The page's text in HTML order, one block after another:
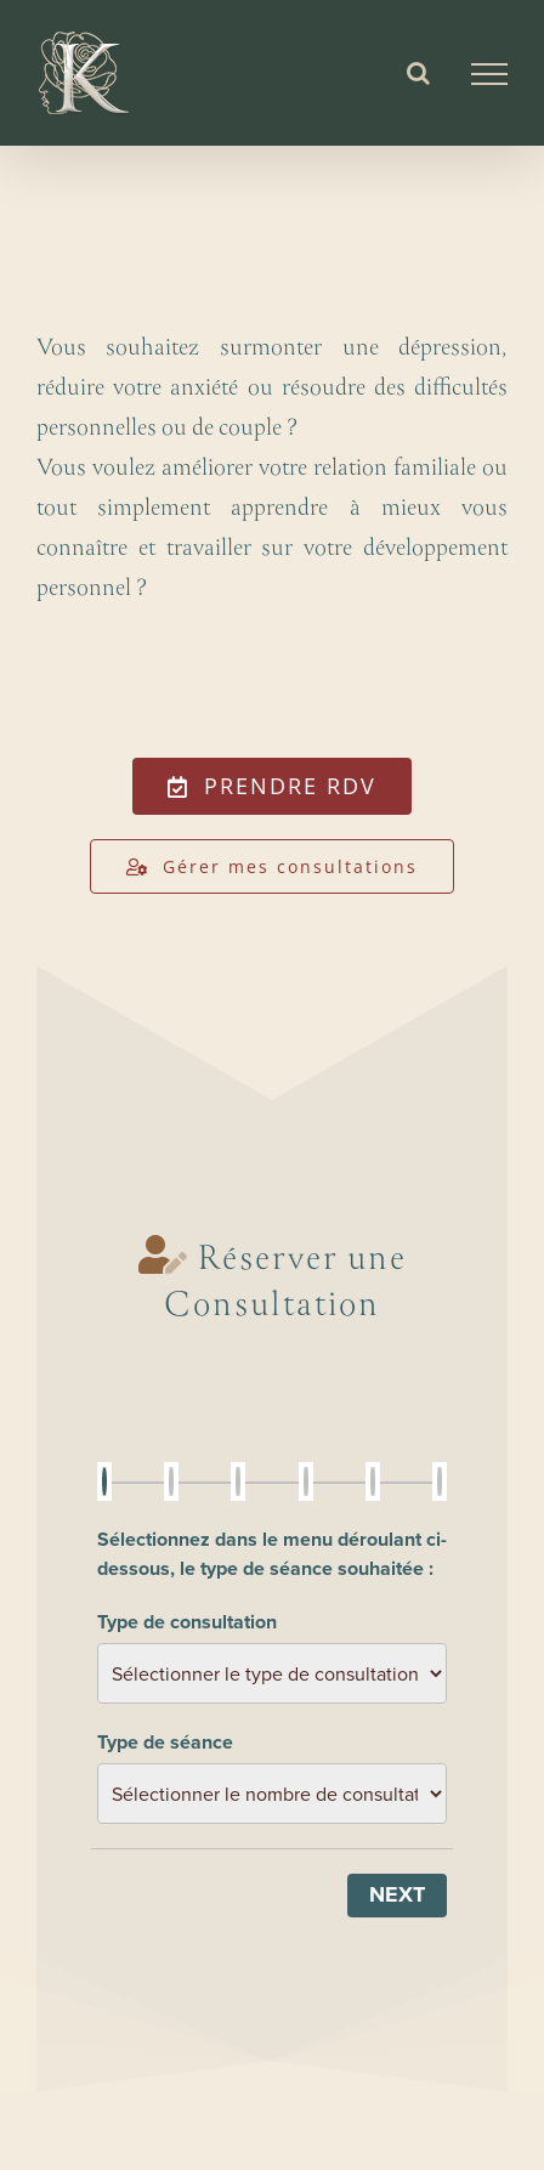
contenu
Vous souhaitez surmonter une dépression,
réduire votre anxiété ou résoudre des difficultés
personnelles ou de couple ?
Vous voulez améliorer votre relation familiale ou
tout simplement apprendre à mieux vous
connaître et travailler sur votre développement
personnel ?
PRENDRE RDV
Gérer mes consultations
Réserver une
Consultation
Sélectionnez dans le menu déroulant ci-
dessous, le type de séance souhaitée :
Type de consultation
Type de séance
NEXT